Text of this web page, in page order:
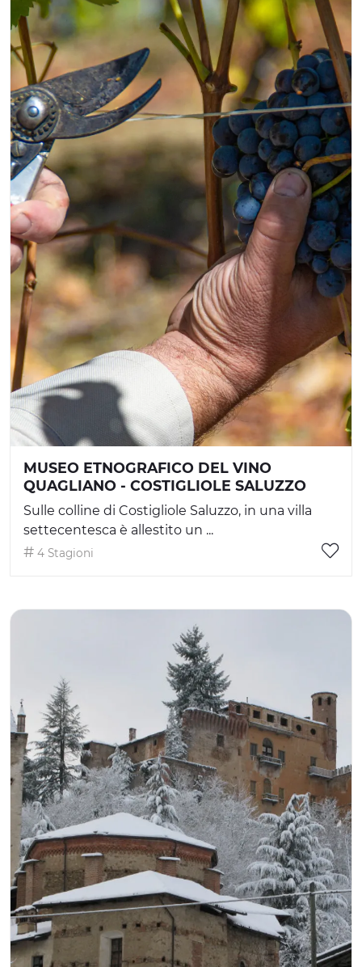
MUSEO ETNOGRAFICO DEL VINO
QUAGLIANO - COSTIGLIOLE SALUZZO
Sulle colline di Costigliole Saluzzo, in una villa
settecentesca è allestito un ...
4 Stagioni